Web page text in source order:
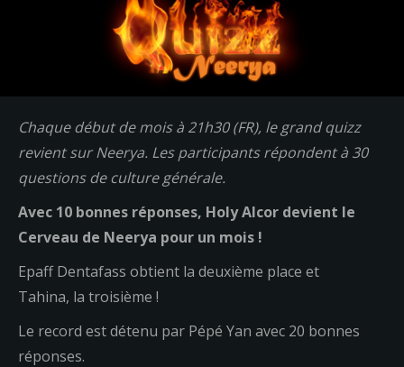
Chaque début de mois à 21h30 (FR), le grand quizz
revient sur Neerya. Les participants répondent à 30
questions de culture générale.
Avec 10 bonnes réponses, Holy Alcor devient le
Cerveau de Neerya pour un mois !
Epaff Dentafass obtient la deuxième place et
Tahina, la troisième !
Le record est détenu par Pépé Yan avec 20 bonnes
réponses.